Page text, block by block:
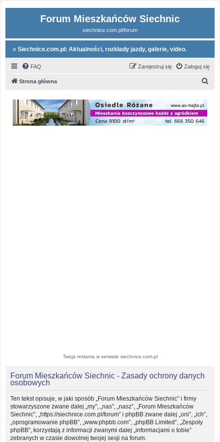
Forum Mieszkańców Siechnic
siechnice.com.pl/forum
Siechnice.com.pl: Aktualności, rozkłady jazdy, galerie, video.
FAQ Zaloguj się
Zarejestruj się
Strona główna
Twoja reklama w serwisie siechnice.com.pl
Forum Mieszkańców Siechnic - Zasady ochrony danych
osobowych
Ten tekst opisuje, w jaki sposób „Forum Mieszkańców Siechnic” i firmy
stowarzyszone zwane dalej „my”, „nas”, „nasz”, „Forum Mieszkańców
Siechnic”, „https://siechnice.com.pl/forum” i phpBB zwane dalej „oni”, „ich”,
„oprogramowanie phpBB”, „www.phpbb.com”, „phpBB Limited”, „Zespoły
phpBB”, korzystają z informacji zwanymi dalej „informacjami o tobie”
zebranych w czasie dowolnej twojej sesji na forum.